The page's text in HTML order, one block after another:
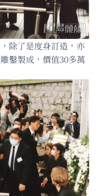
除了是度身訂造，亦
鑿製成，價值30多萬